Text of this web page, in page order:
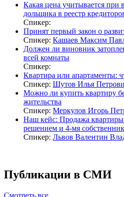
Какая цена учитывается при
дольщика в реестр
Спикер:
Принят первый закон о
Спикер: Кашаев Максим
Должен ли виновник
всей комнаты
Спикер:
Квартира или апартаменты:
Спикер: Шутов Илья
Можно ли купить квартиру
жительства
Спикер: Меркулов Игорь
Наш кейс: Продажа квартиры
решением и 4-мя
Спикер: Львов Валентин
Публикации в СМИ
Смотреть все